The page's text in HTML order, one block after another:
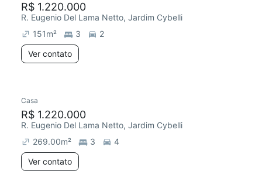
R$ 1.220.000
R. Eugenio Del Lama Netto, Jardim Cybelli
151m² 3
2
Ver contato
Casa
R$ 1.220.000
R. Eugenio Del Lama Netto, Jardim Cybelli
269.00m² 3
4
Ver contato